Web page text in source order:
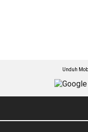
Unduh